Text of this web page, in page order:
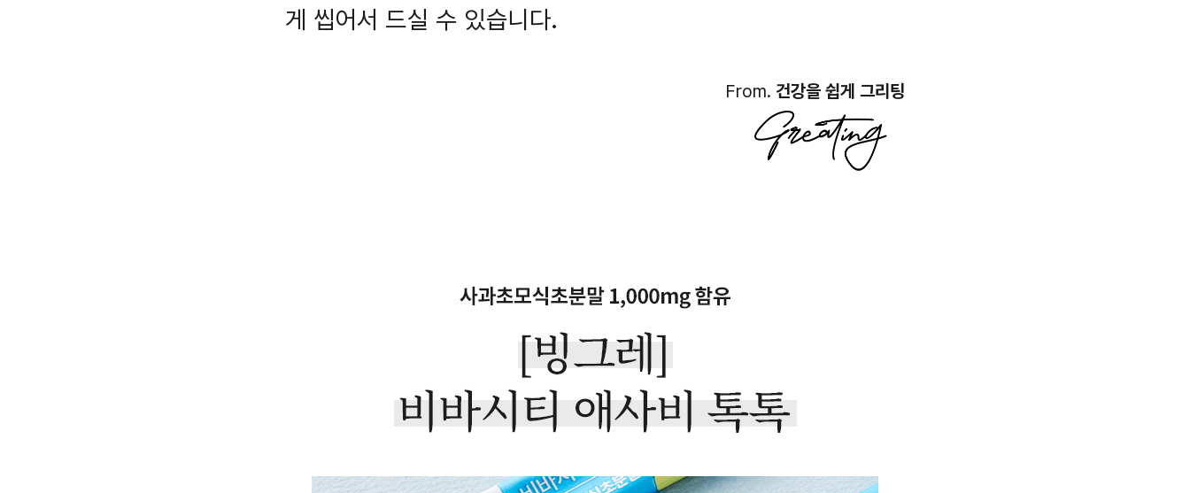
게 씹어서 드실 수 있습니다.
From. 건강을 쉽게 그리팅